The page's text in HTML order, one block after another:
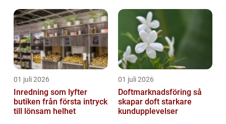
01 juli 2026
Inredning som lyfter
butiken från första intryck
till lönsam helhet
01 juli 2026
Doftmarknadsföring så
skapar doft starkare
kundupplevelser